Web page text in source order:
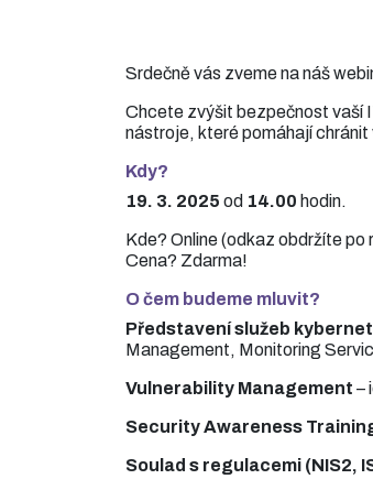
Srdečně vás zveme na náš
Chcete zvýšit bezpečnost vaší
nástroje, které pomáhají
Kdy?
19. 3. 2025 od 14.00 hodin.
Kde? Online (odkaz obdržíte po
Cena? Zdarma!
O čem budeme mluvit?
Představení služeb
Management, Monitoring
Vulnerability Management –
Security Awareness
Soulad s regulacemi (NIS2,